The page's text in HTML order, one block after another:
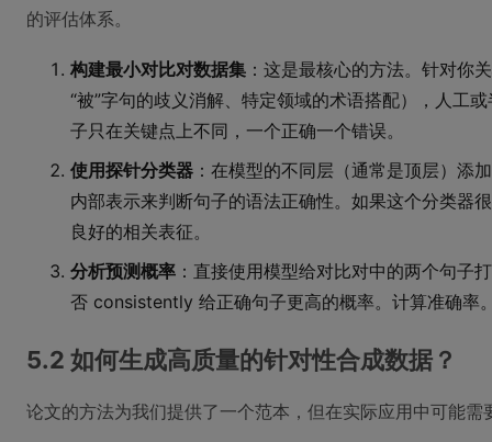
的评估体系。
构建最小对比对数据集 ：这是最核心的方法。针对你
“被”字句的歧义消解、特定领域的术语搭配），人工
子只在关键点上不同，一个正确一个错误。
使用探针分类器 ：在模型的不同层（通常是顶层）添
内部表示来判断句子的语法正确性。如果这个分类器
良好的相关表征。
分析预测概率 ：直接使用模型给对比对中的两个句子
否 consistently 给正确句子更高的概率。计算准确率
5.2 如何生成高质量的针对性合成数据？
论文的方法为我们提供了一个范本，但在实际应用中可能需